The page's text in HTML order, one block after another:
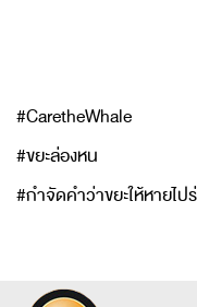
#CaretheWhale
#ขยะล่องหน
#กำจัดคำว่าขยะให้หายไ